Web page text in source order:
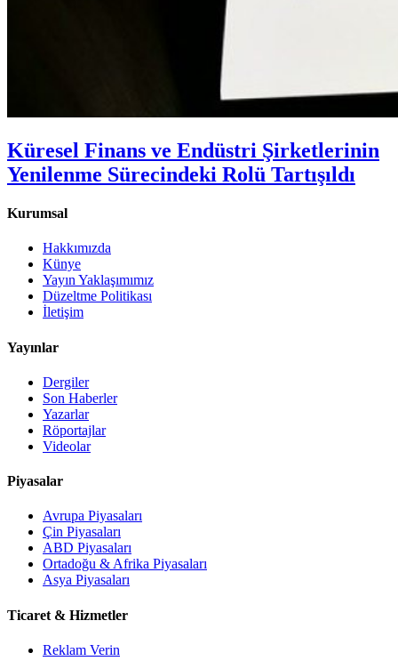
Küresel Finans ve Endüstri Şirketlerinin
Yenilenme Sürecindeki Rolü Tartışıldı
Kurumsal
Hakkımızda
Künye
Yayın Yaklaşımımız
Düzeltme Politikası
İletişim
Yayınlar
Dergiler
Son Haberler
Yazarlar
Röportajlar
Videolar
Piyasalar
Avrupa Piyasaları
Çin Piyasaları
ABD Piyasaları
Ortadoğu & Afrika Piyasaları
Asya Piyasaları
Ticaret & Hizmetler
Reklam Verin